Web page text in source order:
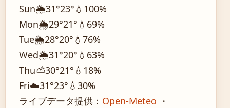
Sun🌦️31°23° 💧100%
Mon🌦️29°21° 💧69%
Tue🌦️28°20° 💧76%
Wed🌦️31°20° 💧63%
Thu⛅30°21° 💧18%
Fri☁️31°23° 💧30%
ライブデータ提供： Open-Meteo ・